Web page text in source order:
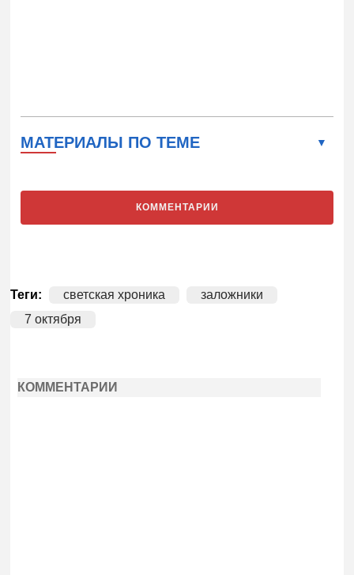
МАТЕРИАЛЫ ПО ТЕМЕ
КОММЕНТАРИИ
Теги: светская хроника
заложники
7 октября
КОММЕНТАРИИ